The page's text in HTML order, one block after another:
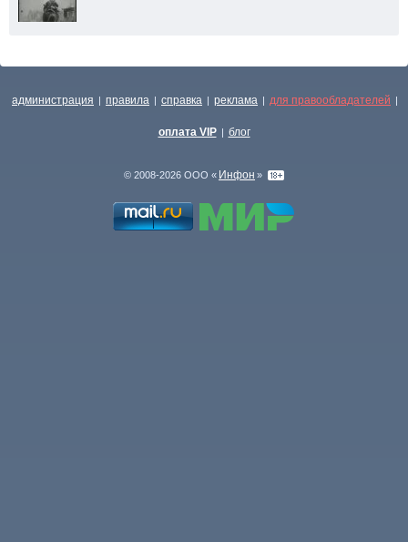
администрация | правила | справка | реклама | для правообладателей |
оплата VIP | блог
© 2008-2026 ООО « Инфон »